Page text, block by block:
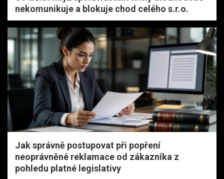
nekomunikuje a blokuje chod celého s.r.o.
Jak správně postupovat při popření
neoprávněné reklamace od zákazníka z
pohledu platné legislativy